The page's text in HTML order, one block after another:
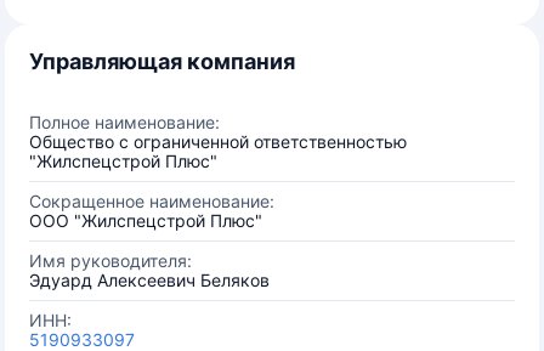
Управляющая компания
Полное наименование:
Общество с ограниченной ответственностью
"Жилспецстрой Плюс"
Сокращенное наименование:
ООО "Жилспецстрой Плюс"
Имя руководителя:
Эдуард Алексеевич Беляков
ИНН:
5190933097